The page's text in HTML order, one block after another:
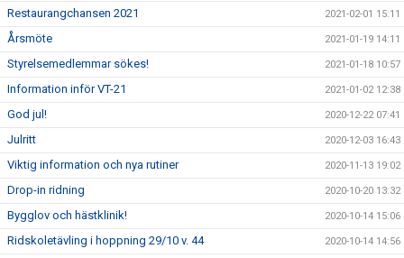
Restaurangchansen 2021 2021-02-01 15:11
Årsmöte 2021-01-19 14:11
Styrelsemedlemmar sökes! 2021-01-18 10:57
Information inför VT-21 2021-01-02 12:38
God jul! 2020-12-22 07:41
Julritt 2020-12-03 16:43
Viktig information och nya rutiner 2020-11-13 19:02
Drop-in ridning 2020-10-20 13:32
Bygglov och hästklinik! 2020-10-14 15:06
Ridskoletävling i hoppning 29/10 v. 44 2020-10-14 14:56